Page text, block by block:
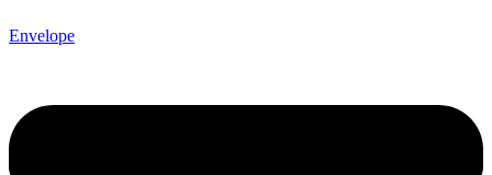
Envelope